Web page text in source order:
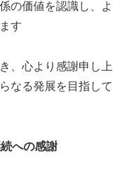
の価値を認識し、よ
す
、心より感謝申し上
なる発展を目指して
への感謝